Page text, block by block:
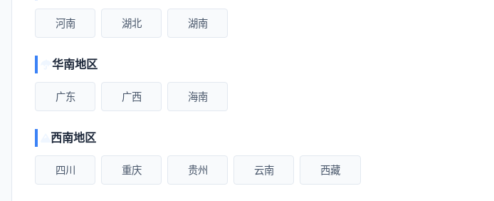
河南 湖北 湖南
华南地区
广东 广西 海南
西南地区
四川 重庆 贵州 云南 西藏